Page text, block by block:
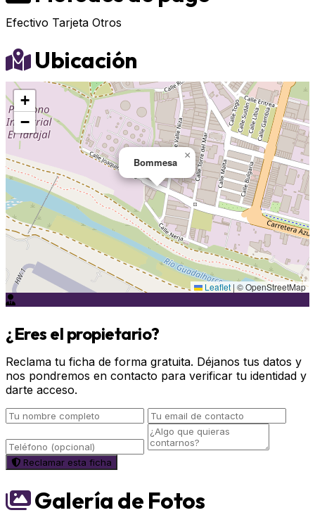
Efectivo Tarjeta Otros
Ubicación
Bommesa
×
+
−
Leaflet | © OpenStreetMap
¿Eres el propietario?
Reclama tu ficha de forma gratuita. Déjanos tus datos y
nos pondremos en contacto para verificar tu identidad y
darte acceso.
Reclamar esta ficha
Galería de Fotos